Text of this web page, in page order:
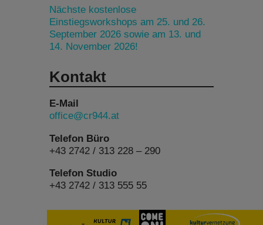
Nächste kostenlose
Einstiegsworkshops am 25. und 26.
September 2026 sowie am 13. und
14. November 2026!
Kontakt
E-Mail
office@cr944.at
Telefon Büro
+43 2742 / 313 228 – 290
Telefon Studio
+43 2742 / 313 555 55